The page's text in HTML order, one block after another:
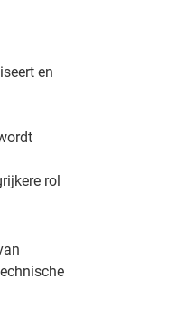
en
rol